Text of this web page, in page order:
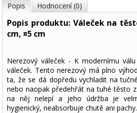
Popis Hodnocení (0)
Popis produktu: Váleček na
cm, ¤5 cm
Nerezový váleček - K modernímu
váleček. Tento nerezový má plno
ta, že se dá dopředu vychladit na
nebo naopak předehřát na tuhé těsto
na něj nelepí a jeho údržba je
hygienický, neabsorbuje chutě ani pachy.